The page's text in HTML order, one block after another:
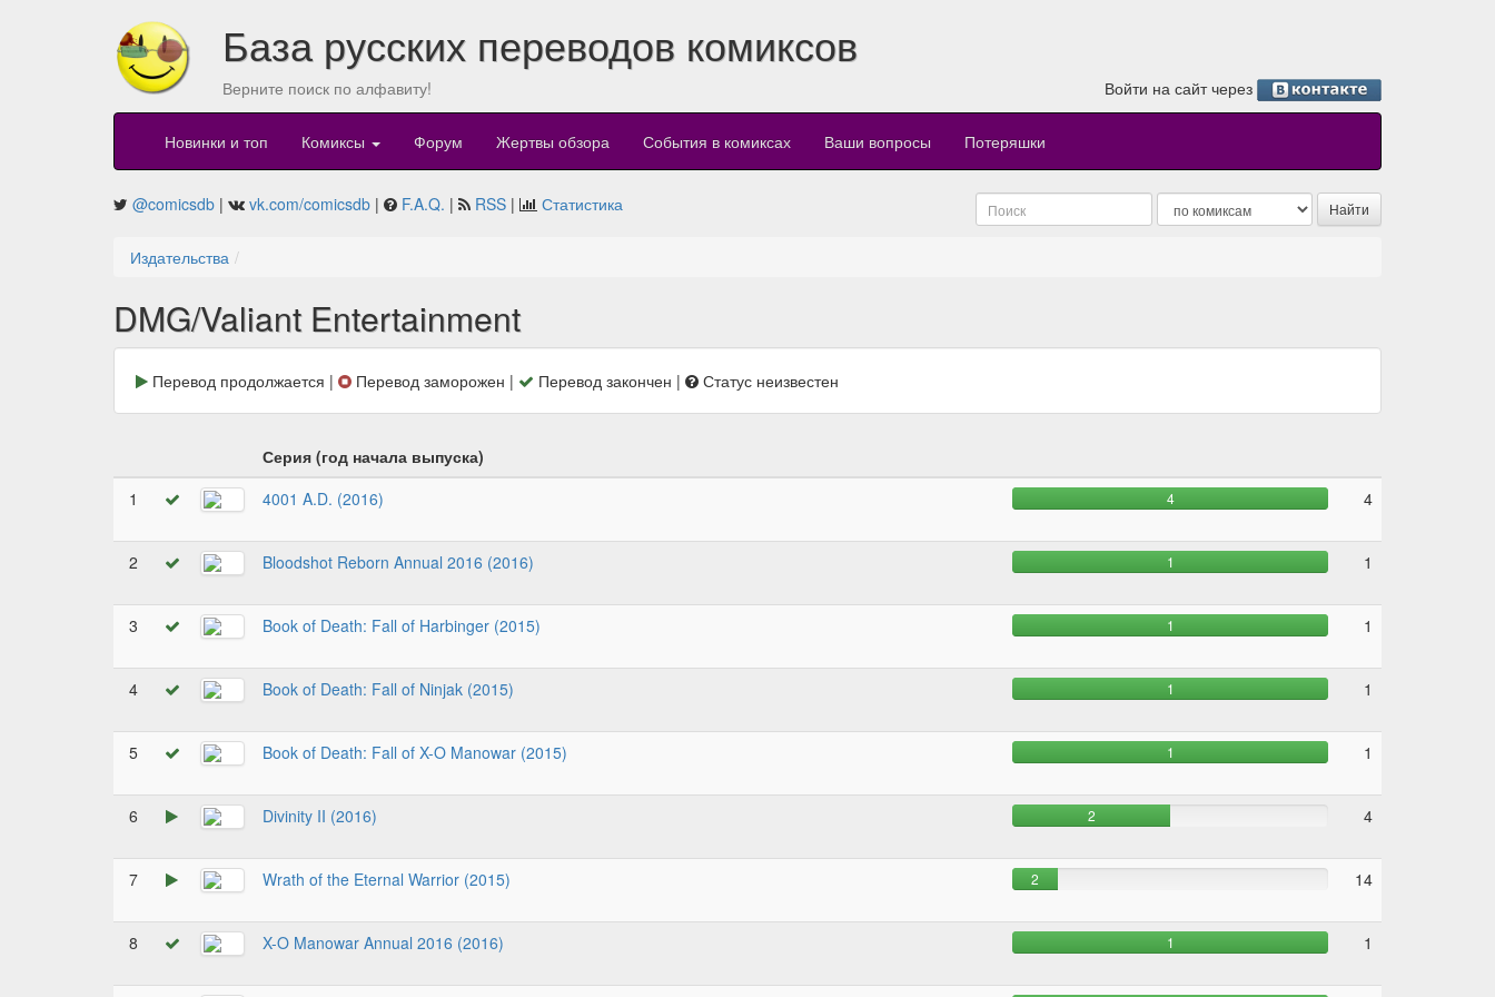
База русских переводов комиксов
Верните поиск по алфавиту! Войти на сайт через
Новинки и топ Комиксы Форум Жертвы обзора События в комиксах Ваши вопросы Потеряшки
@comicsdb | vk.com/comicsdb | F.A.Q. | RSS | Статистика
Издательства
DMG/Valiant Entertainment
Перевод продолжается | Перевод заморожен | Перевод закончен | Статус неизвестен
Серия (год начала выпуска)
1
4001 A.D. (2016) 4 4
2 Bloodshot Reborn Annual 2016 (2016) 1 1
3 Book of Death: Fall of Harbinger (2015) 1 1
4 Book of Death: Fall of Ninjak (2015) 1 1
5 Book of Death: Fall of X-O Manowar (2015) 1 1
6 Divinity II (2016) 2 4
7 Wrath of the Eternal Warrior (2015) 2 14
8 X-O Manowar Annual 2016 (2016) 1 1